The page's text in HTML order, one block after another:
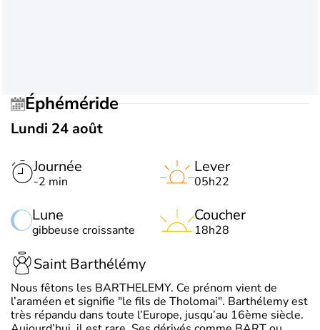
Éphéméride
Lundi 24 août
Journée
-2 min
Lune
gibbeuse croissante
Lever
05h22
Coucher
18h28
Saint Barthélémy
Nous fêtons les BARTHELEMY. Ce prénom vient de
l’araméen et signifie "le fils de Tholomai". Barthélemy est
très répandu dans toute l’Europe, jusqu’au 16ème siècle.